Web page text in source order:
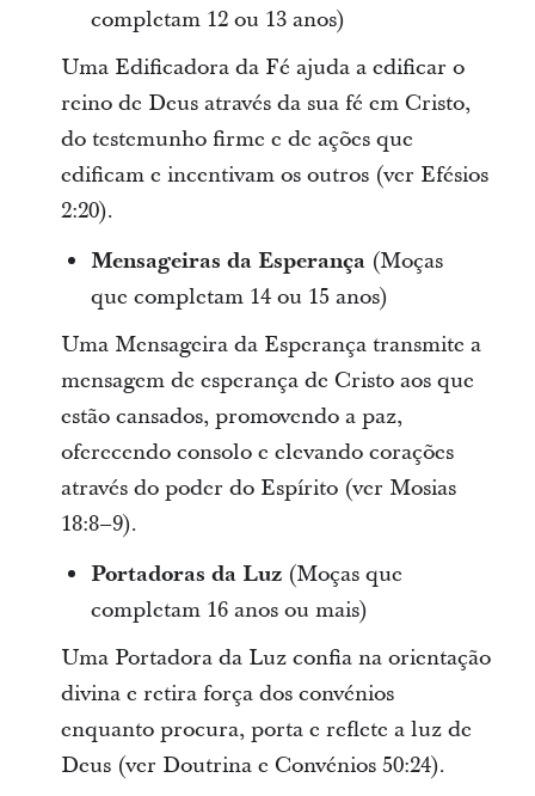
completam 12 ou 13 anos)
Uma Edificadora da Fé ajuda a edificar o
reino de Deus através da sua fé em Cristo,
do testemunho firme e de ações que
edificam e incentivam os outros (ver Efésios
2:20).
Mensageiras da Esperança(Moças
que completam 14 ou 15 anos)
Uma Mensageira da Esperança transmite a
mensagem de esperança de Cristo aos que
estão cansados, promovendo a paz,
oferecendo consolo e elevando corações
através do poder do Espírito (ver Mosias
18:8–9).
Portadoras da Luz(Moças que
completam 16 anos ou mais)
Uma Portadora da Luz confia na orientação
divina e retira força dos convénios
enquanto procura, porta e reflete a luz de
Deus (ver Doutrina e Convénios 50:24).